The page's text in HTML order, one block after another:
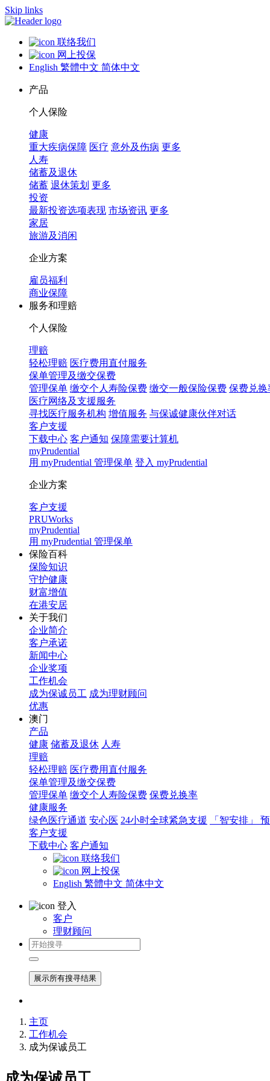
Skip links
联络我们
网上投保
English 繁體中文 简体中文
产品
个人保险
健康
重大疾病保障 医疗 意外及伤病 更多
人寿
储蓄及退休
储蓄 退休策划 更多
投资
最新投资选项表现 市场资讯 更多
家居
旅游及消闲
企业方案
雇员福利
商业保障
服务和理赔
个人保险
理赔
轻松理赔 医疗费用直付服务
保单管理及缴交保费
管理保单 缴交个人寿险保费 缴交一般保险保费 保费兑换
医疗网络及支援服务
寻找医疗服务机构 增值服务 与保诚健康伙伴对话
客户支援
下载中心 客户通知 保障需要计算机
myPrudential
用 myPrudential 管理保单 登入 myPrudential
企业方案
客户支援
PRUWorks
myPrudential
用 myPrudential 管理保单
保险百科
保险知识
守护健康
财富增值
在港安居
关于我们
企业简介
客户承诺
新闻中心
企业奖项
工作机会
成为保诚员工 成为理财顾问
优惠
澳门
产品
健康 储蓄及退休 人寿
理赔
轻松理赔 医疗费用直付服务
保单管理及缴交保费
管理保单 缴交个人寿险保费 保费兑换率
健康服务
绿色医疗通道 安心医 24小时全球紧急支援
「智安排」
客户支援
下载中心 客户通知
联络我们
网上投保
English 繁體中文 简体中文
登入
客户
理财顾问
展示所有搜寻结果
主页
工作机会
成为保诚员工